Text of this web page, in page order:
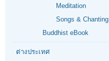
Meditation
Songs & Chanting
Buddhist eBook
ต่างประเทศ